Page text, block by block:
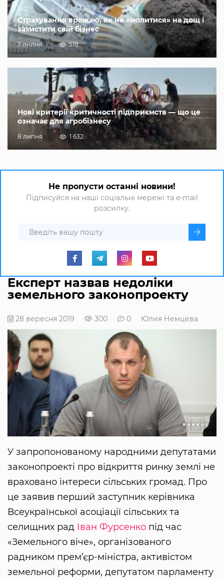
Страхування врожаю, як не «молитися» на дощ і
захистити свій бізнес
7 липня 518
Нові критерії критичності підприємств — що це
означає для агробізнесу
8 липня 1 632
Не пропусти останні новини!
Підписуйся на наші соціальні мережі та e-mail
розсилку.
Експерт назвав недоліки
земельного законопроекту
28 вересня 2019 300 0 Юлия Немцева
У запропонованому народними депутатами
законопроекті про відкриття ринку землі не
враховано інтереси сільських громад. Про
це заявив перший заступник керівника
Всеукраїнської асоціації сільських та
селищних рад Іван Фурсенко під час
«Земельного віче», організованого
радником прем’єр-міністра, активістом
земельної реформи, депутатом парламенту